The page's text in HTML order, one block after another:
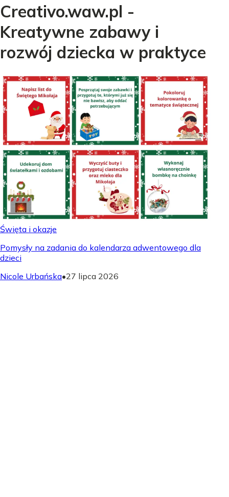
Creativo.waw.pl -
Kreatywne zabawy i
rozwój dziecka w praktyce
Święta i okazje
Pomysły na zadania do kalendarza adwentowego dla
dzieci
Nicole Urbańska•27 lipca 2026